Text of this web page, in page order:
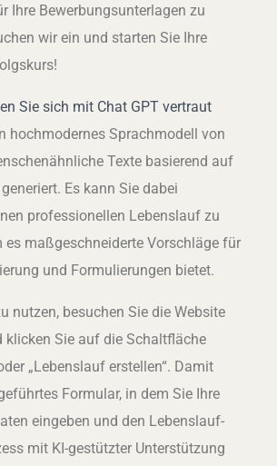
Ihre Bewerbungsunterlagen zu
wir ein und starten Sie Ihre
Sie sich mit Chat GPT vertraut
hochmodernes Sprachmodell von
Texte basierend auf
Es kann Sie dabei
professionellen Lebenslauf zu
es maßgeschneiderte Vorschläge für
und Formulierungen bietet.
nutzen, besuchen Sie die Website
klicken Sie auf die Schaltfläche
„Lebenslauf erstellen“. Damit
Formular, in dem Sie Ihre
eingeben und den Lebenslauf-
mit KI-gestützter Unterstützung